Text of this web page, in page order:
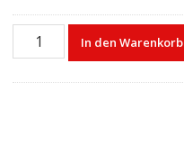
Laptop
In den Warenkorb